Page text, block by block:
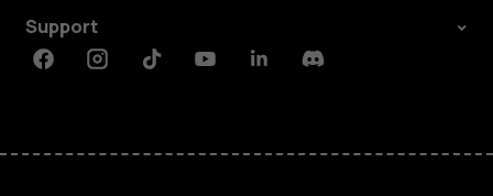
Support
FacebookInstagramTiktokYoutubeLinkedinDiscord